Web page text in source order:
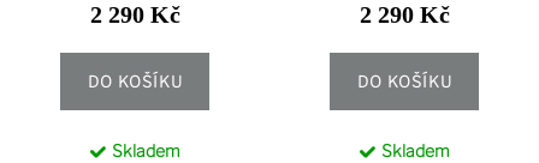
2 290 Kč
DO KOŠÍKU
Skladem
2 290 Kč
DO KOŠÍKU
Skladem